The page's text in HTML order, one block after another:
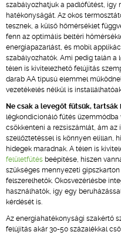
szabályozhatjuk a padlófűtést, így
hatékonyságát. Az okos
tesznek, a külső hőmérséklet
fenn az optimális beltéri
energiapazarlást, és mobil
szabályozhatók. Ami pedig talán a
télen is kivitelezhető felújítás
darab AA típusú elemmel
vezetékelés nélkül is
Ne csak a levegőt fűtsük,
légkondicionáló fűtés
csökkenteni a rezsiszámlát, ám
szellőztetéssel is könnyen elillan,
hidegek maradnak. A télen is
felületfűtés beépítése, hiszen
szükséges mennyezeti
felszerelhetők. Okosvezérlésbe
használhatók, így egy
kérdését is.
Az energiahatékonysági szakértő
felújítás akár 30-50 százalékkal